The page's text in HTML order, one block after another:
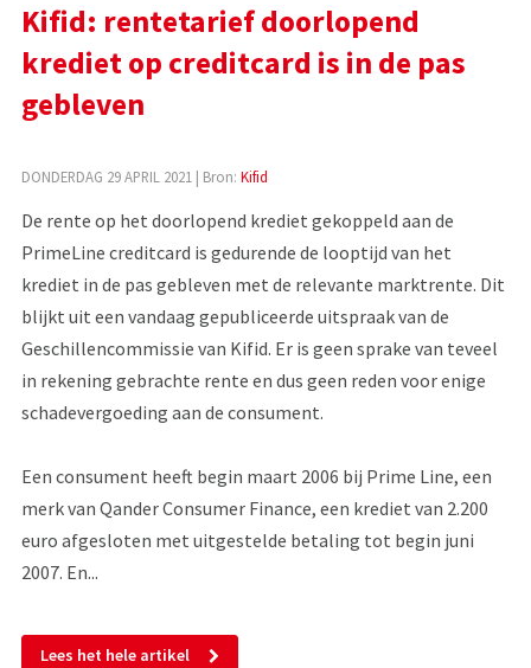
Kifid: rentetarief doorlopend
krediet op creditcard is in de pas
gebleven
DONDERDAG 29 APRIL 2021 | Bron: Kifid
De rente op het doorlopend krediet gekoppeld aan de
PrimeLine creditcard is gedurende de looptijd van het
krediet in de pas gebleven met de relevante marktrente. Dit
blijkt uit een vandaag gepubliceerde uitspraak van de
Geschillencommissie van Kifid. Er is geen sprake van teveel
in rekening gebrachte rente en dus geen reden voor enige
schadevergoeding aan de consument.
Een consument heeft begin maart 2006 bij Prime Line, een
merk van Qander Consumer Finance, een krediet van 2.200
euro afgesloten met uitgestelde betaling tot begin juni
2007. En...
Lees het hele artikel